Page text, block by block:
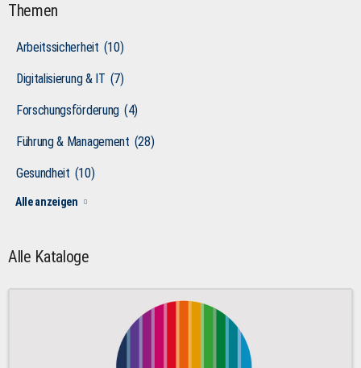
Themen
Arbeitssicherheit (10)
Digitalisierung & IT (7)
Forschungsförderung (4)
Führung & Management (28)
Gesundheit (10)
Alle anzeigen
Alle Kataloge